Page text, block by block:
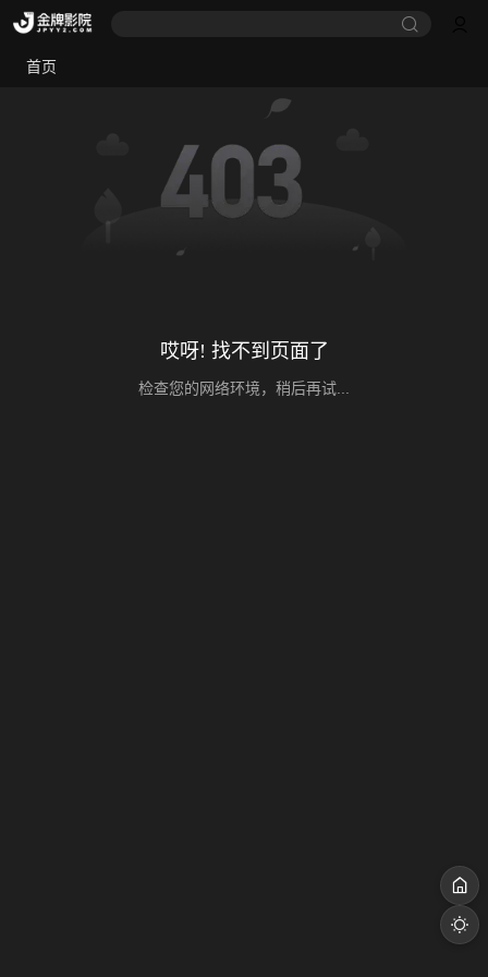
首页
哎呀! 找不到页面了
检查您的网络环境，稍后再试...